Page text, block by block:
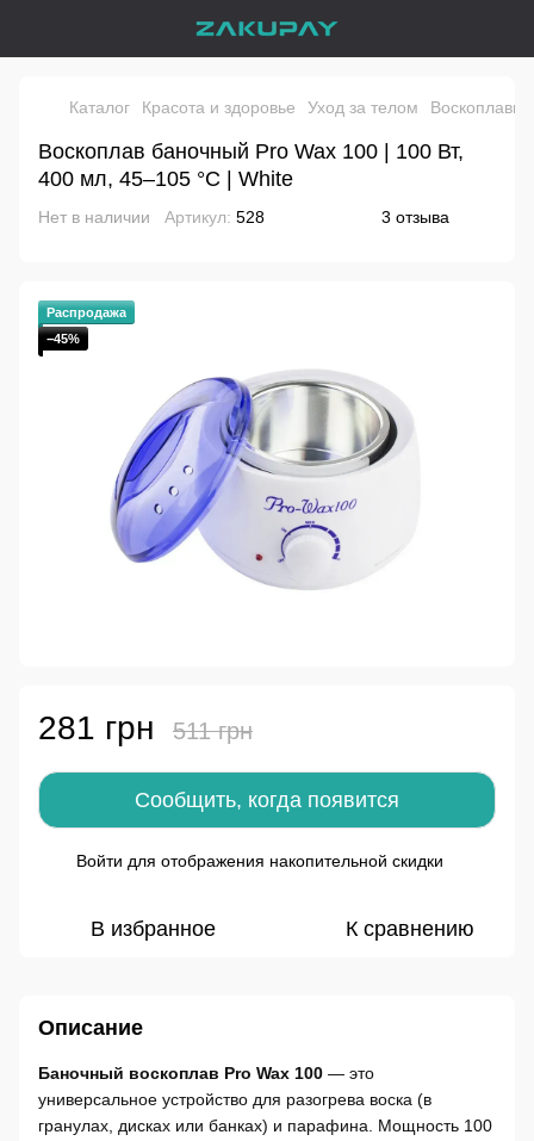
Каталог Красота и здоровье Уход за телом Воскоплавы
Воскоплав баночный Pro Wax 100 | 100 Вт,
400 мл, 45–105 °C | White
Нет в наличии Артикул: 528 3 отзыва
Распродажа
−45%
281 грн 511 грн
Сообщить, когда появится
Войти для отображения накопительной скидки
В избранное К сравнению
Описание
Баночный воскоплав Pro Wax 100 — это
универсальное устройство для разогрева воска (в
гранулах, дисках или банках) и парафина. Мощность 100